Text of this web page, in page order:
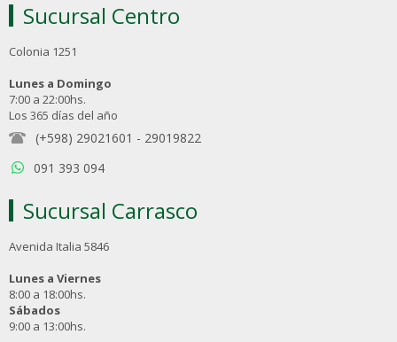
Sucursal Centro
Colonia 1251
Lunes a Domingo
7:00 a 22:00hs.
Los 365 días del año
(+598) 29021601 - 29019822
091 393 094
Sucursal Carrasco
Avenida Italia 5846
Lunes a Viernes
8:00 a 18:00hs.
Sábados
9:00 a 13:00hs.